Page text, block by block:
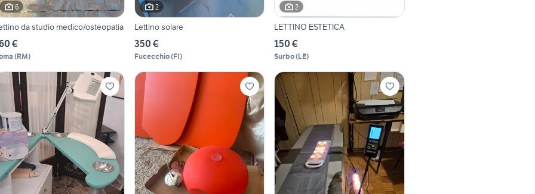
6
da studio medico/osteopatia
€
(RM)
2
Lettino solare
350 €
Fucecchio(FI)
2
LETTINO ESTETICA
150 €
Surbo(LE)